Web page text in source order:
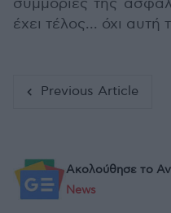
έχει τέλος... όχι αυτή
Ακολούθησε το
News
Previous Article